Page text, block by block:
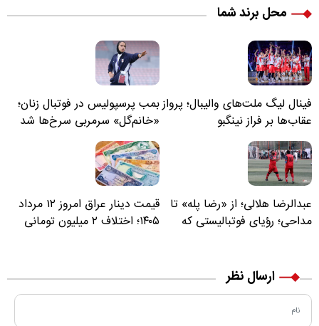
محل برند شما
فینال لیگ ملت‌های والیبال؛ پرواز
عقاب‌ها بر فراز نینگبو
بمب پرسپولیس در فوتبال زنان؛
«خانم‌گل» سرمربی سرخ‌ها شد
عبدالرضا هلالی؛ از «رضا پله» تا
مداحی؛ رؤیای فوتبالیستی که
قیمت دینار عراق امروز ۱۲ مرداد
۱۴۰۵؛ اختلاف ۲ میلیون تومانی
ارسال نظر